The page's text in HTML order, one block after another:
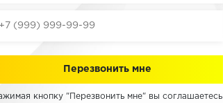
кнопку "Перезвонить мне" вы соглашаетесь